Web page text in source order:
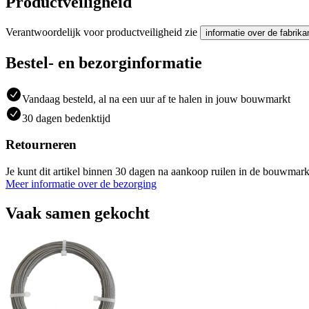
Verantwoordelijk voor productveiligheid zie informatie over de
Bestel- en bezorginformatie
Vandaag besteld, al na een uur af te halen in jouw bouwmarkt
30 dagen bedenktijd
Retourneren
Je kunt dit artikel binnen 30 dagen na aankoop ruilen in de
Meer informatie over de bezorging
Vaak samen gekocht